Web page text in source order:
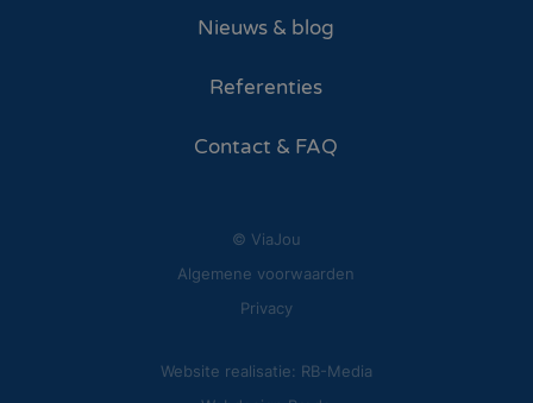
Nieuws & blog
Referenties
Contact & FAQ
© ViaJou
Algemene voorwaarden
Privacy
Website realisatie: RB-Media